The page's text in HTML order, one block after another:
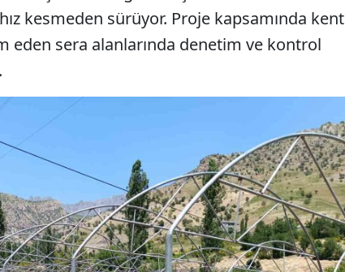
hız kesmeden sürüyor. Proje kapsamında kent
eden sera alanlarında denetim ve kontrol